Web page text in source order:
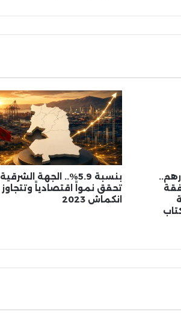
درهم..
بنسبة 5.9%.. الجهة الشرقية
تحقق نمواً اقتصادياً وتتجاوز
انكماش 2023